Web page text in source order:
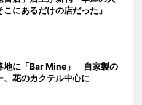
にあるだけの店だった」
地に「Bar Mine」 自家製の
、花のカクテル中心に